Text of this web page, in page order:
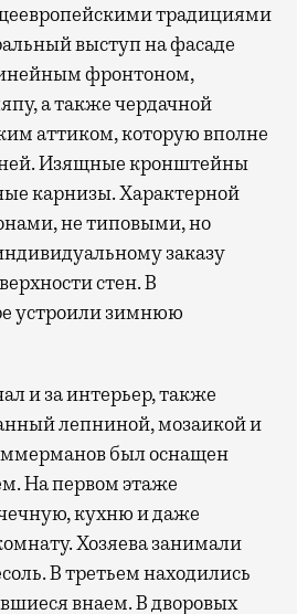
традициями
выступ на фасаде
фронтоном,
а также чердачной
аттиком, которую вполне
Изящные кронштейны
карнизы. Характерной
не типовыми, но
заказу
стен. В
устроили зимнюю
и за интерьер, также
лепниной, мозаикой и
был оснащен
На первом этаже
кухню и даже
Хозяева занимали
В третьем находились
внаем. В дворовых